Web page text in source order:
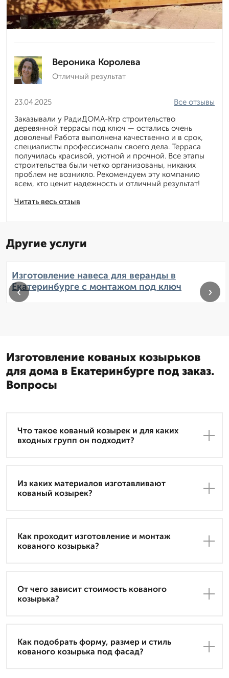
Вероника Королева
Отличный результат
23.04.2025
Читать весь отзыв
Все отзывы
Заказывали у РадиДОМА-Ктр строительство
деревянной террасы под ключ — остались очень
доволены! Работа выполнена качественно и в срок,
специалисты профессионалы своего дела. Терраса
получилась красивой, уютной и прочной. Все этапы
строительства были четко организованы, никаких
проблем не возникло. Рекомендуем эту компанию
всем, кто ценит надежность и отличный результат!
Другие услуги
Изготовление навеса для веранды в
Екатеринбурге с монтажом под ключ
‹ ›
Изготовление кованых козырьков
для дома в Екатеринбурге под заказ.
Вопросы
Что такое кованый козырек и для каких
входных групп он подходит?
Из каких материалов изготавливают
кованый козырек?
Как проходит изготовление и монтаж
кованого козырька?
От чего зависит стоимость кованого
козырька?
Как подобрать форму, размер и стиль
кованого козырька под фасад?